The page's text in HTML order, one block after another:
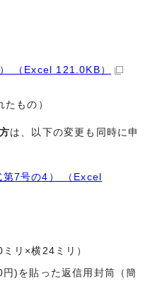
（Excel 121.0KB）
もの）
は、以下の変更も同時に申
第7号の4） （Excel
リ×横24ミリ）
)を貼った返信用封筒（簡